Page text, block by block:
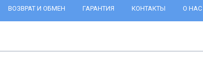
ВОЗВРАТ И ОБМЕН ГАРАНТИЯ КОНТАКТЫ О НАС